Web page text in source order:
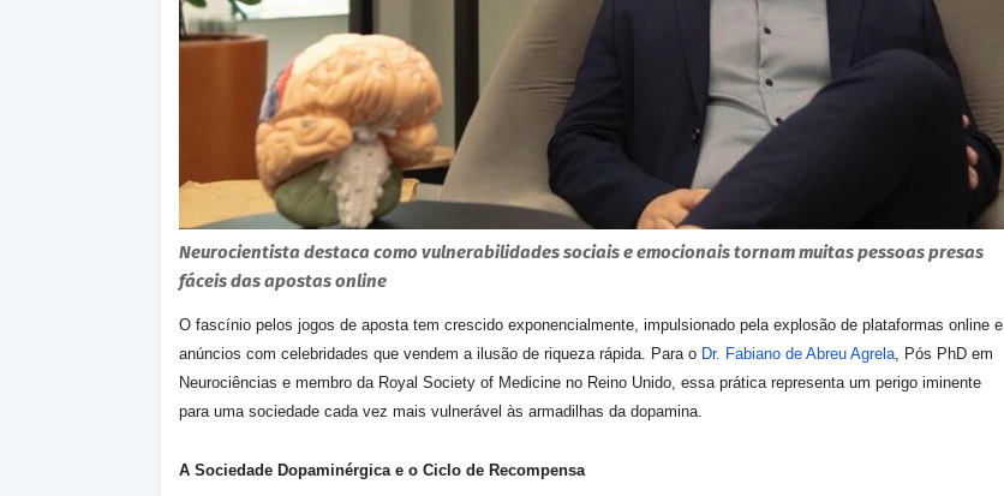
Neurocientista destaca como vulnerabilidades sociais e emocionais tornam muitas pessoas presas
fáceis das apostas online
O fascínio pelos jogos de aposta tem crescido exponencialmente, impulsionado pela explosão de plataformas online e
anúncios com celebridades que vendem a ilusão de riqueza rápida. Para o Dr. Fabiano de Abreu Agrela , Pós PhD em
Neurociências e membro da Royal Society of Medicine no Reino Unido, essa prática representa um perigo iminente
para uma sociedade cada vez mais vulnerável às armadilhas da dopamina.
A Sociedade Dopaminérgica e o Ciclo de Recompensa